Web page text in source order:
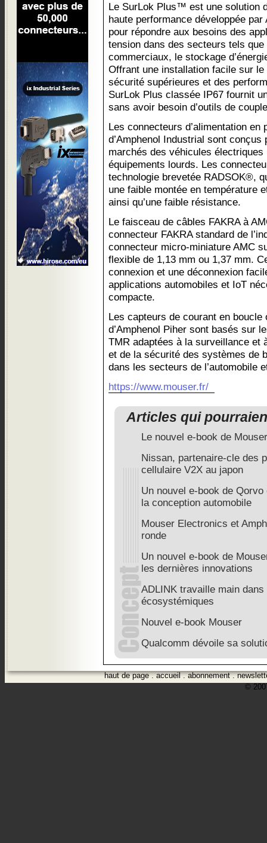
Le SurLok Plus™ est une solution
haute performance développée
pour répondre aux besoins des
tension dans des secteurs tels
commerciaux, le stockage
Offrant une installation facile sur
sécurité supérieures et des
SurLok Plus classée IP67 fournit
sans avoir besoin d’outils de
Les connecteurs d’alimentation en
d’Amphenol Industrial sont
marchés des véhicules
équipements lourds. Les
technologie brevetée RADSOK®,
une faible montée en température
ainsi qu’une faible résistance.
Le faisceau de câbles FAKRA à
connecteur FAKRA standard de
connecteur micro-miniature AMC
flexible de 1,13 mm ou 1,37 mm.
connexion et une déconnexion
applications automobiles et IoT
compacte.
Les capteurs de courant en boucle
d’Amphenol Piher sont basés sur
TMR adaptées à la surveillance et
et de la sécurité des systèmes de
dans les secteurs de l’automobile
https://www.mouser.fr/
Articles qui
Le nouvel e-book de
Nissan, partenaire-cle des
cellulaire V2X au japon
Un nouvel e-book de
la conception automobile
Mouser Electronics et
ronde
Un nouvel e-book de
les dernières innovations
ADLINK travaille main
écosystémiques
Nouvel e-book Mouser
Qualcomm dévoile sa
haut de page.accueil.abonnement.
©